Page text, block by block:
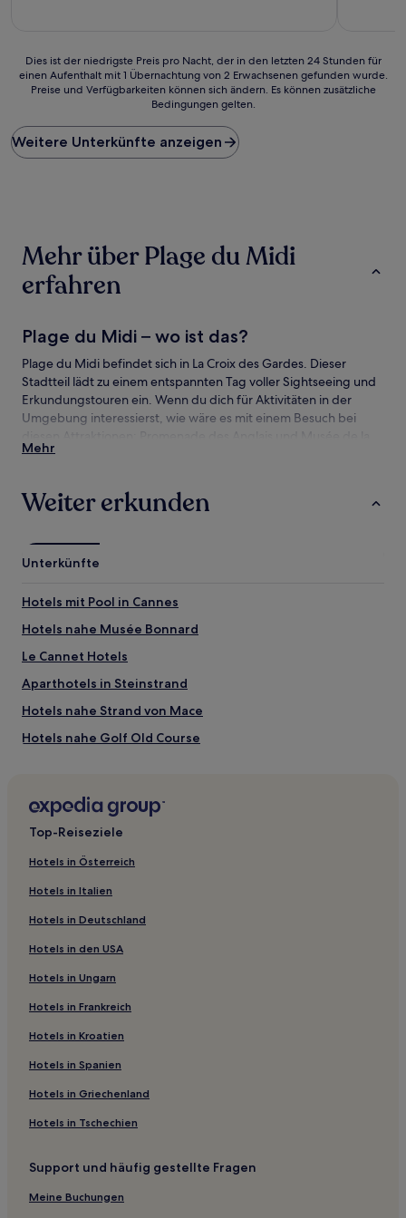
Dies
ist
Preis
pro
Nacht,
für
Aufenthalt
von
gefunden
wurde.
Preise
und
können
Bedingungen
gelten.
Dies ist der niedrigste Preis pro Nacht, der in den letzten 24 Stunden für
einen Aufenthalt mit 1 Übernachtung von 2 Erwachsenen gefunden wurde.
Preise und Verfügbarkeiten können sich ändern. Es können zusätzliche
Bedingungen gelten.
Weitere Unterkünfte anzeigen
Mehr über Plage du Midi
erfahren
Plage du Midi – wo ist das?
Plage du Midi befindet sich in La Croix des Gardes. Dieser
Stadtteil lädt zu einem entspannten Tag voller Sightseeing und
Erkundungstouren ein. Wenn du dich für Aktivitäten in der
Umgebung interessierst, wie wäre es mit einem Besuch bei
Castre?
Sehenswürdigkeiten und Aktivitäten nahe
Plage du Midi
Sehenswürdigkeiten nahe Plage du Midi
Hafen von Cannes
Palais des Festivals et des Congrès
Marché Forville
Le Croisette Casino Barriere de Cannes
Rue d'Antibes
Mehr
Weiter erkunden
Unterkünfte
Hotels mit Pool in Cannes
Hotels nahe Musée Bonnard
Le Cannet Hotels
Aparthotels in Steinstrand
Hotels nahe Strand von Mace
Hotels nahe Golf Old Course
Hotels nahe Plage du Midi
La Bocca Nord: Hotels
4-Sterne-Hotels in Altstadt von Cannes
Hotels nahe Scène 55
Hostels in Cannes
Hotels mit Parkplatz in Altstadt von Cannes
Hotels mit Pool in Altstadt von Cannes
Golf in Cannes
Hotels nahe Golf Country Club de Cannes Mougins
Hotels mit Parkplatz in La Napoule
Cannes – La Bocca: Hotels
Californie - Pezou: Hotels
Top-Reiseziele
Hotels in Österreich
Hotels in Italien
Hotels in Deutschland
Hotels in den USA
Hotels in Ungarn
Hotels in Frankreich
Hotels in Kroatien
Hotels in Spanien
Hotels in Griechenland
Hotels in Tschechien
Support und häufig gestellte Fragen
Meine Buchungen